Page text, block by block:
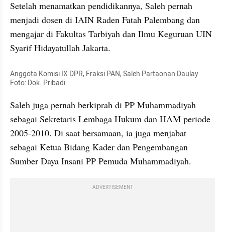
Setelah menamatkan pendidikannya, Saleh pernah
menjadi dosen di IAIN Raden Fatah Palembang dan
mengajar di Fakultas Tarbiyah dan Ilmu Keguruan UIN
Syarif Hidayatullah Jakarta.
Anggota Komisi IX DPR, Fraksi PAN, Saleh Partaonan Daulay
Foto: Dok. Pribadi
Saleh juga pernah berkiprah di PP Muhammadiyah
sebagai Sekretaris Lembaga Hukum dan HAM periode
2005-2010. Di saat bersamaan, ia juga menjabat
sebagai Ketua Bidang Kader dan Pengembangan
Sumber Daya Insani PP Pemuda Muhammadiyah.
ADVERTISEMENT